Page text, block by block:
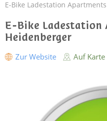
E-Bike Ladestation
E-Bike Ladestation
Heidenberger
Zur Website Auf Karte